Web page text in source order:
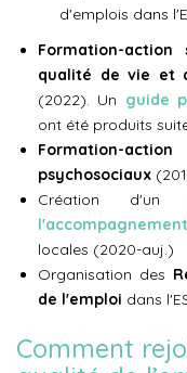
d'emplois dans
Formation-
qualité de vie et
(2022). Un guide
ont été produits
Formation-
psychosociaux
Création d'un
locales (2020-auj.)
Organisation des
de l'emploi dans
Comment